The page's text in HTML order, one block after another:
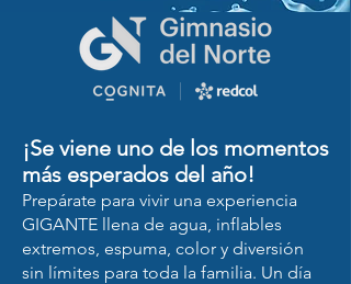
¡Se viene uno de los momentos
más esperados del año!
Prepárate para vivir una experiencia
GIGANTE llena de agua, inflables
extremos, espuma, color y diversión
sin límites para toda la familia. Un día